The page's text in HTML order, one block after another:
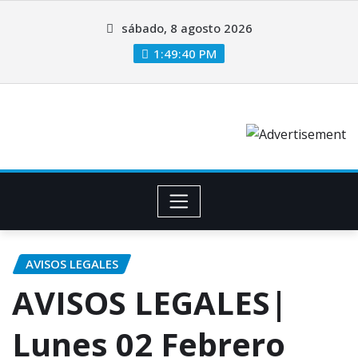
sábado, 8 agosto 2026
1:49:40 PM
AVISOS LEGALES
AVISOS LEGALES|
Lunes 02 Febrero